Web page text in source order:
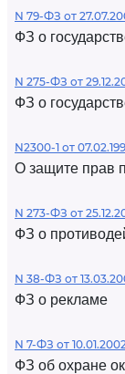
N 79-ФЗ от
ФЗ о
N 275-ФЗ от
ФЗ о
N2300-1 от
О защите прав
N 273-ФЗ от
ФЗ о
N 38-ФЗ от
ФЗ о рекламе
N 7-ФЗ от
ФЗ об охране